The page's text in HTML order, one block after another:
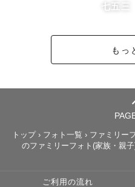
七五三
もっ
トップ › フォト一覧 › ファミリー
のファミリーフォト(家族・親
ご利用の流れ